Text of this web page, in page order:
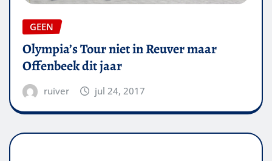
GEEN
Olympia’s Tour niet in Reuver maar
Offenbeek dit jaar
ruiver jul 24, 2017